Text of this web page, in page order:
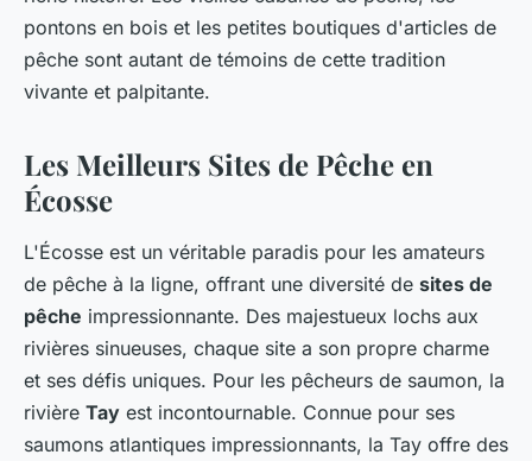
pontons en bois et les petites boutiques d'articles de
pêche sont autant de témoins de cette tradition
vivante et palpitante.
Les Meilleurs Sites de Pêche en
Écosse
L'Écosse est un véritable paradis pour les amateurs
de pêche à la ligne, offrant une diversité de sites de
pêche impressionnante. Des majestueux lochs aux
rivières sinueuses, chaque site a son propre charme
et ses défis uniques. Pour les pêcheurs de saumon, la
rivière Tay est incontournable. Connue pour ses
saumons atlantiques impressionnants, la Tay offre des